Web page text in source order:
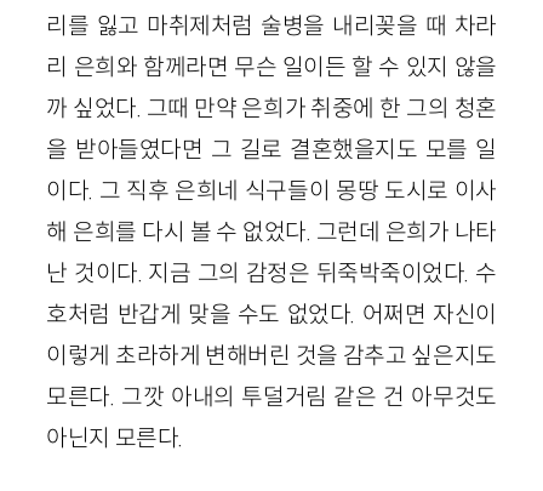
리를 잃고 마취제처럼 술병을 내리꽂을 때 차라
리 은희와 함께라면 무슨 일이든 할 수 있지 않을
까 싶었다. 그때 만약 은희가 취중에 한 그의 청혼
을 받아들였다면 그 길로 결혼했을지도 모를 일
이다. 그 직후 은희네 식구들이 몽땅 도시로 이사
해 은희를 다시 볼 수 없었다. 그런데 은희가 나타
난 것이다. 지금 그의 감정은 뒤죽박죽이었다. 수
호처럼 반갑게 맞을 수도 없었다. 어쩌면 자신이
이렇게 초라하게 변해버린 것을 감추고 싶은지도
모른다. 그깟 아내의 투덜거림 같은 건 아무것도
아닌지 모른다.